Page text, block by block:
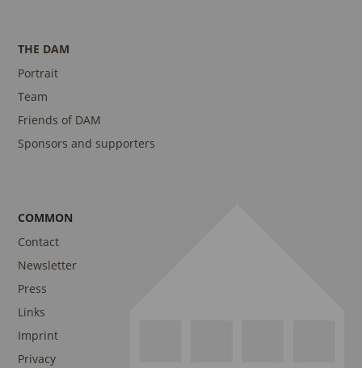
THE DAM
Portrait
Team
Friends of DAM
Sponsors and supporters
COMMON
Contact
Newsletter
Press
Links
Imprint
Privacy